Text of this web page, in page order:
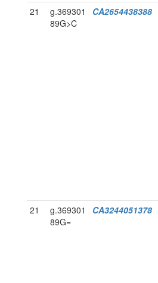
21
g.369301
89G>C
CA2654438388
21
g.369301
89G=
CA3244051378